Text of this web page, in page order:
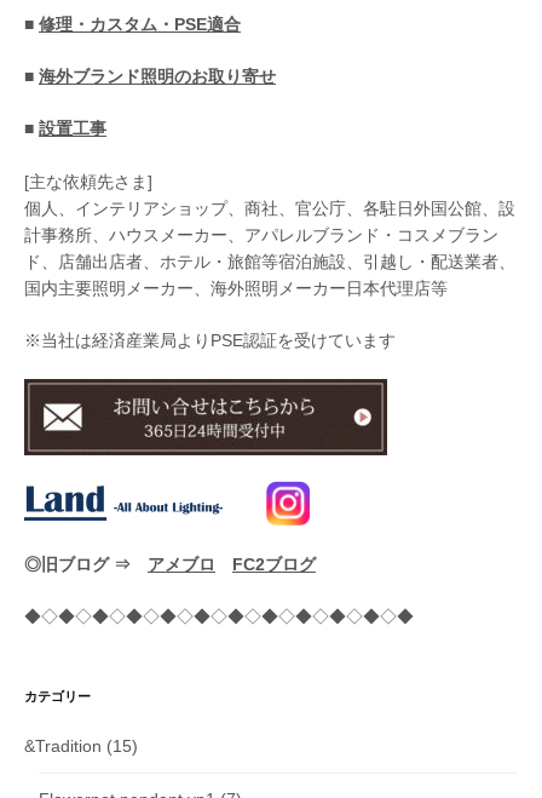
■ 修理・カスタム・PSE適合
■ 海外ブランド照明のお取り寄せ
■ 設置工事
[主な依頼先さま]
個人、インテリアショップ、商社、官公庁、各駐日外国公館、設
計事務所、ハウスメーカー、アパレルブランド・コスメブラン
ド、店舗出店者、ホテル・旅館等宿泊施設、引越し・配送業者、
国内主要照明メーカー、海外照明メーカー日本代理店等
※当社は経済産業局よりPSE認証を受けています
◎旧ブログ ⇒ アメブロ FC2ブログ
◆◇◆◇◆◇◆◇◆◇◆◇◆◇◆◇◆◇◆◇◆◇◆
カテゴリー
&Tradition (15)